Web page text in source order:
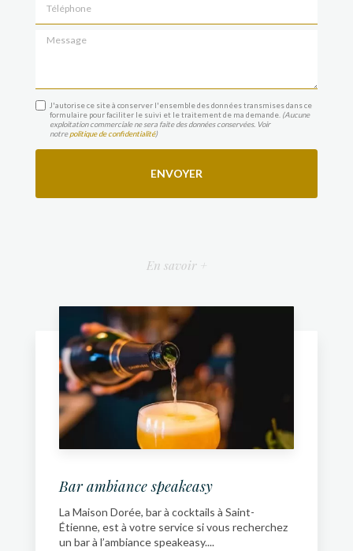
Message
J'autorise ce site à conserver l'ensemble des données transmises dans ce
formulaire pour faciliter le suivi et le traitement de ma demande. (Aucune
exploitation commerciale ne sera faite des données conservées. Voir
notrepolitique de confidentialité)
En savoir +
Bar ambiance speakeasy
La Maison Dorée, bar à cocktails à Saint-
Étienne, est à votre service si vous recherchez
un bar à l’ambiance speakeasy....